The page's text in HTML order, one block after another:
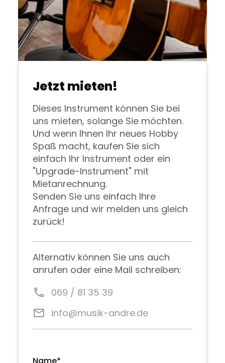
Jetzt mieten!
Dieses Instrument können Sie bei
uns mieten, solange Sie möchten.
Und wenn Ihnen Ihr neues Hobby
Spaß macht, kaufen Sie sich
einfach Ihr Instrument oder ein
"Upgrade-Instrument" mit
Mietanrechnung.
Senden Sie uns einfach Ihre
Anfrage und wir melden uns gleich
zurück!
Alternativ können Sie uns auch
anrufen oder eine Mail schreiben:
call
069 / 81 35 39
email info@musik-andre.de